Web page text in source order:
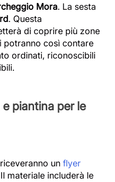
Mora. La sesta
. Questa
di coprire più zone
potranno così contare
ordinati, riconoscibili
piantina per le
un flyer
materiale includerà le